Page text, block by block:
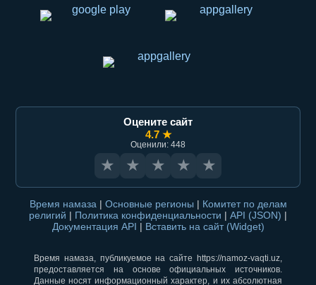
Оцените сайт
4.7 ★
Оценили: 448
★ ★ ★ ★ ★
Время намаза | Основные регионы | Комитет по делам
религий | Политика конфиденциальности | API (JSON) |
Документация API | Вставить на сайт (Widget)
Время намаза, публикуемое на сайте https://namoz-vaqti.uz,
предоставляется на основе официальных источников.
Данные носят информационный характер, и их абсолютная